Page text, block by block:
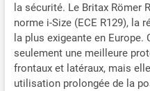
la sécurité. Le Britax Römer
norme i-Size (ECE R129), la
la plus exigeante en
seulement une meilleure
frontaux et latéraux, mais
utilisation prolongée de la